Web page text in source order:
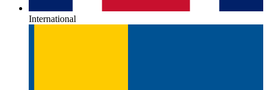
International